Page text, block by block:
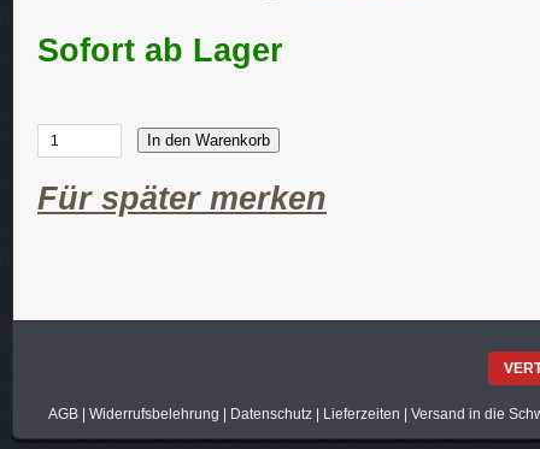
Sofort ab Lager
In den Warenkorb
Für später merken
AGB| Widerrufsbelehrung Datenschutz| Lieferzeiten Versand in die